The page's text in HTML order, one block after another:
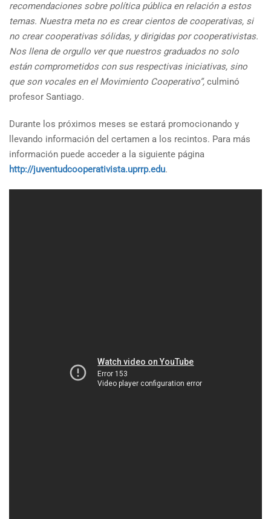
recomendaciones sobre política pública en relación a estos
temas. Nuestra meta no es crear cientos de cooperativas, si
no crear cooperativas sólidas, y dirigidas por cooperativistas.
Nos llena de orgullo ver que nuestros graduados no solo
están comprometidos con sus respectivas iniciativas, sino
que son vocales en el Movimiento Cooperativo”, culminó
profesor Santiago.
Durante los próximos meses se estará promocionando y
llevando información del certamen a los recintos. Para más
información puede acceder a la siguiente página
http://juventudcooperativista.uprrp.edu.